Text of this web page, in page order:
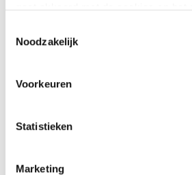
Noodzakelijk
Voorkeuren
Statistieken
Marketing